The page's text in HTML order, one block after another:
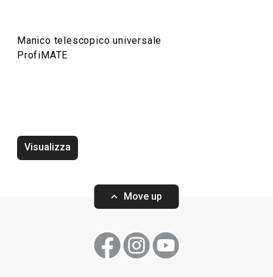
Manico telescopico universale
ProfiMATE
Visualizza
Move up